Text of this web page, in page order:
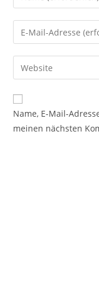
deinen
Namen
oder
zum
Kommentieren
ein
Gib
deine
E-
Mail-
zum
Kommentieren
ein
Gib
deine
Website-
URL
Name, E-Mail-
meinen nächsten